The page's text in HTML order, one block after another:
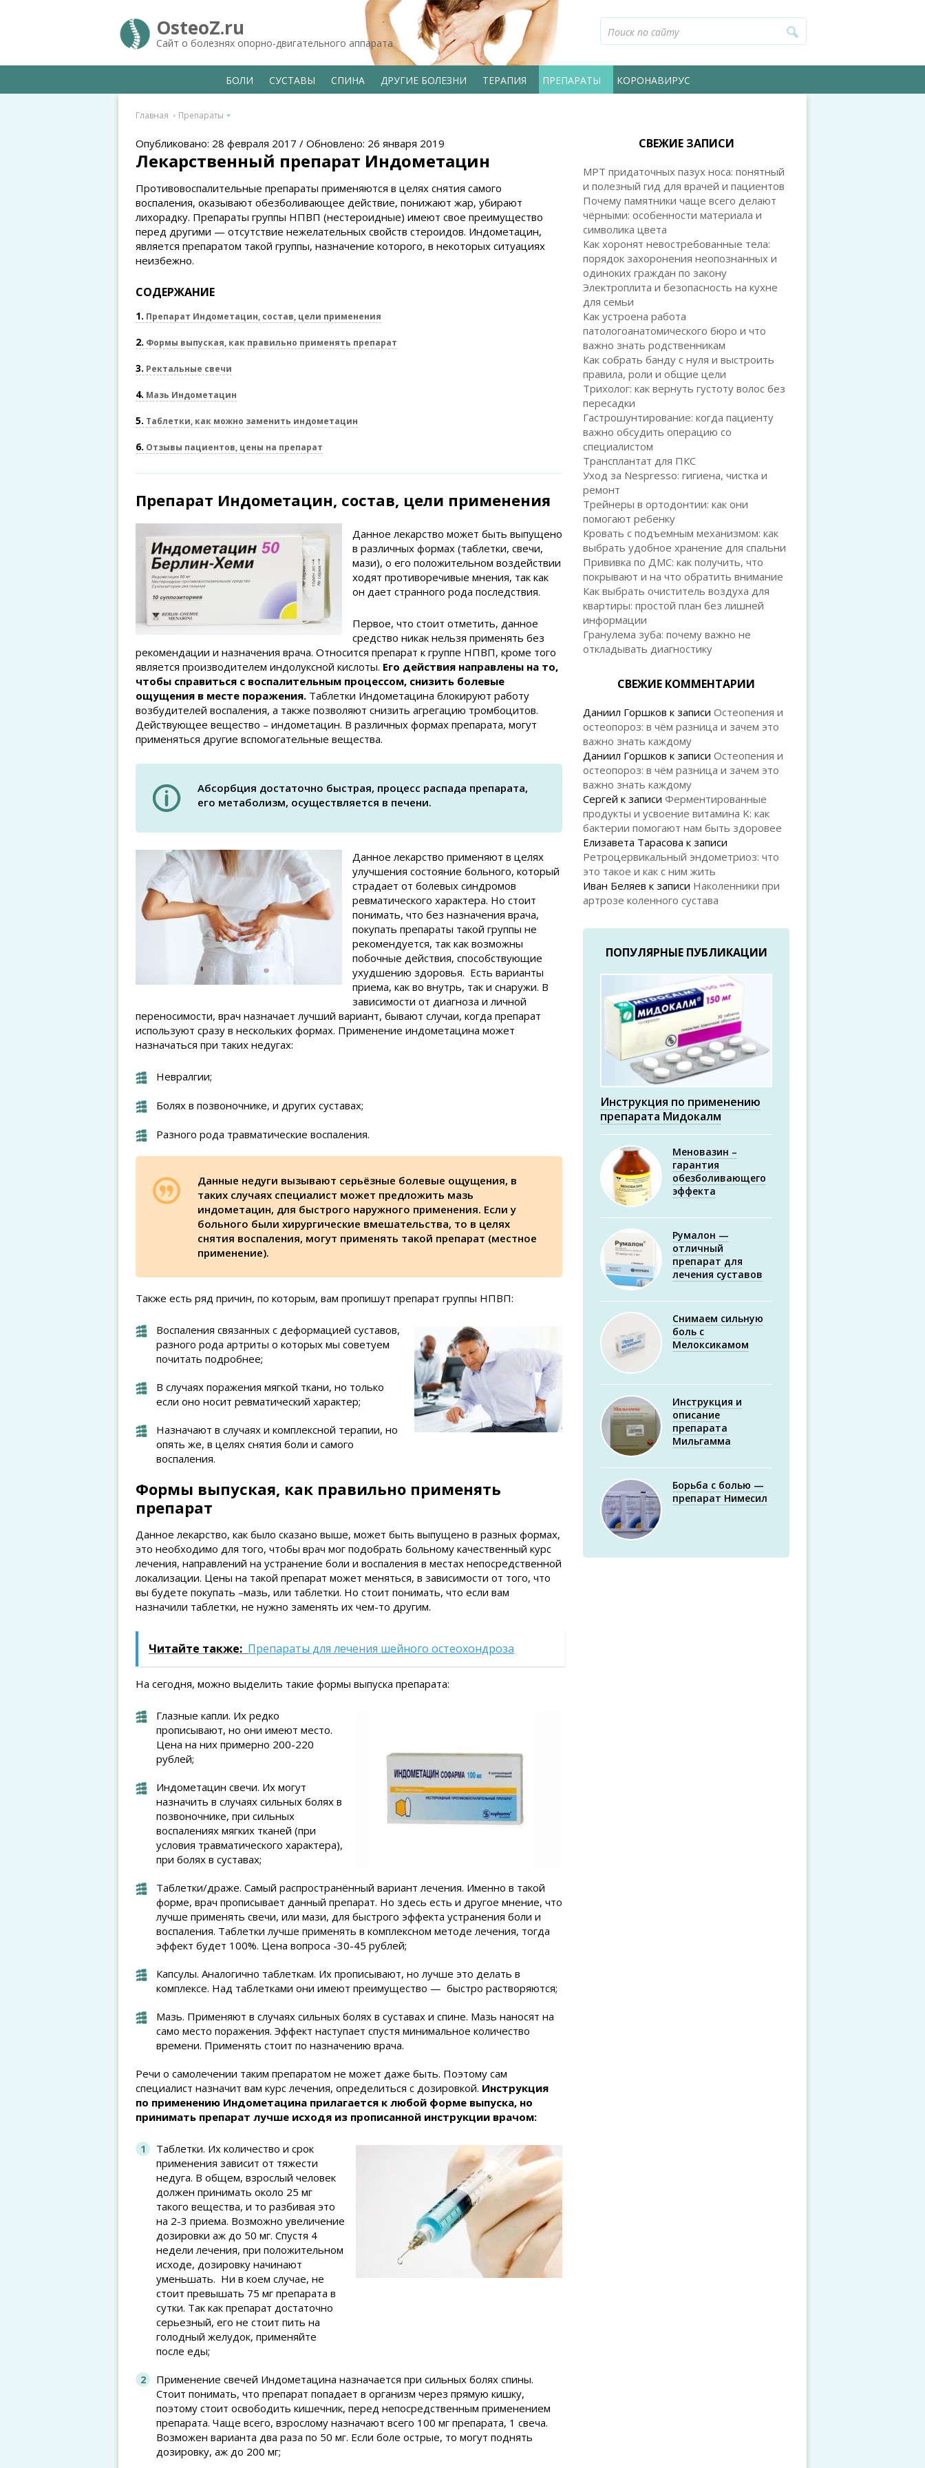
OsteoZ.ru
Сайт о болезнях опорно-двигательного аппарата
БОЛИ СУСТАВЫ СПИНА ДРУГИЕ БОЛЕЗНИ ТЕРАПИЯ ПРЕПАРАТЫ КОРОНАВИРУС
Главная Препараты
Опубликовано: 28 февраля 2017 / Обновлено: 26 января 2019
Лекарственный препарат Индометацин
Противовоспалительные препараты применяются в целях снятия самого
воспаления, оказывают обезболивающее действие, понижают жар, убирают
лихорадку. Препараты группы НПВП (нестероидные) имеют свое преимущество
перед другими — отсутствие нежелательных свойств стероидов. Индометацин,
является препаратом такой группы, назначение которого, в некоторых ситуациях
неизбежно.
СОДЕРЖАНИЕ
1 Препарат Индометацин, состав, цели применения
2 Формы выпуская, как правильно применять препарат
3 Ректальные свечи
4 Мазь Индометацин
5 Таблетки, как можно заменить индометацин
6 Отзывы пациентов, цены на препарат
Препарат Индометацин, состав, цели применения
Данное лекарство может быть выпущено
в различных формах (таблетки, свечи,
мази), о его положительном воздействии
ходят противоречивые мнения, так как
он дает странного рода последствия.
Первое, что стоит отметить, данное
средство никак нельзя применять без
рекомендации и назначения врача. Относится препарат к группе НПВП, кроме того
является производителем индолуксной кислоты. Его действия направлены на то,
чтобы справиться с воспалительным процессом, снизить болевые
ощущения в месте поражения. Таблетки Индометацина блокируют работу
возбудителей воспаления, а также позволяют снизить агрегацию тромбоцитов.
Действующее вещество – индометацин. В различных формах препарата, могут
применяться другие вспомогательные вещества.
Абсорбция достаточно быстрая, процесс распада препарата,
его метаболизм, осуществляется в печени.
Данное лекарство применяют в целях
улучшения состояние больного, который
страдает от болевых синдромов
ревматического характера. Но стоит
понимать, что без назначения врача,
покупать препараты такой группы не
рекомендуется, так как возможны
побочные действия, способствующие
ухудшению здоровья. Есть варианты
приема, как во внутрь, так и снаружи. В
зависимости от диагноза и личной
переносимости, врач назначает лучший вариант, бывают случаи, когда препарат
используют сразу в нескольких формах. Применение индометацина может
назначаться при таких недугах:
Невралгии;
Болях в позвоночнике, и других суставах;
Разного рода травматические воспаления.
Данные недуги вызывают серьёзные болевые ощущения, в
таких случаях специалист может предложить мазь
индометацин, для быстрого наружного применения. Если у
больного были хирургические вмешательства, то в целях
снятия воспаления, могут применять такой препарат (местное
применение).
Также есть ряд причин, по которым, вам пропишут препарат группы НПВП:
Воспаления связанных с деформацией суставов,
разного рода артриты о которых мы советуем
почитать подробнее;
В случаях поражения мягкой ткани, но только
если оно носит ревматический характер;
Назначают в случаях и комплексной терапии, но
опять же, в целях снятия боли и самого
воспаления.
Формы выпуская, как правильно применять
препарат
Данное лекарство, как было сказано выше, может быть выпущено в разных формах,
это необходимо для того, чтобы врач мог подобрать больному качественный курс
лечения, направлений на устранение боли и воспаления в местах непосредственной
локализации. Цены на такой препарат может меняться, в зависимости от того, что
вы будете покупать –мазь, или таблетки. Но стоит понимать, что если вам
назначили таблетки, не нужно заменять их чем-то другим.
Читайте также: Препараты для лечения шейного остеохондроза
На сегодня, можно выделить такие формы выпуска препарата:
Глазные капли. Их редко
прописывают, но они имеют место.
Цена на них примерно 200-220
рублей;
Индометацин свечи. Их могут
назначить в случаях сильных болях в
позвоночнике, при сильных
воспалениях мягких тканей (при
условия травматического характера),
при болях в суставах;
Таблетки/драже. Самый распространённый вариант лечения. Именно в такой
форме, врач прописывает данный препарат. Но здесь есть и другое мнение, что
лучше применять свечи, или мази, для быстрого эффекта устранения боли и
воспаления. Таблетки лучше применять в комплексном методе лечения, тогда
эффект будет 100%. Цена вопроса -30-45 рублей;
Капсулы. Аналогично таблеткам. Их прописывают, но лучше это делать в
комплексе. Над таблетками они имеют преимущество — быстро растворяются;
Мазь. Применяют в случаях сильных болях в суставах и спине. Мазь наносят на
само место поражения. Эффект наступает спустя минимальное количество
времени. Применять стоит по назначению врача.
Речи о самолечении таким препаратом не может даже быть. Поэтому сам
специалист назначит вам курс лечения, определиться с дозировкой. Инструкция
по применению Индометацина прилагается к любой форме выпуска, но
принимать препарат лучше исходя из прописанной инструкции врачом:
Таблетки. Их количество и срок
применения зависит от тяжести
недуга. В общем, взрослый человек
должен принимать около 25 мг
такого вещества, и то разбивая это
на 2-3 приема. Возможно увеличение
дозировки аж до 50 мг. Спустя 4
недели лечения, при положительном
исходе, дозировку начинают
уменьшать. Ни в коем случае, не
стоит превышать 75 мг препарата в
сутки. Так как препарат достаточно
серьезный, его не стоит пить на
голодный желудок, применяйте
после еды;
Применение свечей Индометацина назначается при сильных болях спины.
Стоит понимать, что препарат попадает в организм через прямую кишку,
поэтому стоит освободить кишечник, перед непосредственным применением
препарата. Чаще всего, взрослому назначают всего 100 мг препарата, 1 свеча.
Возможен варианта два раза по 50 мг. Если боле острые, то могут поднять
дозировку, аж до 200 мг;
СВЕЖИЕ ЗАПИСИ
МРТ придаточных пазух носа: понятный
и полезный гид для врачей и пациентов
Почему памятники чаще всего делают
чёрными: особенности материала и
символика цвета
Как хоронят невостребованные тела:
порядок захоронения неопознанных и
одиноких граждан по закону
Электроплита и безопасность на кухне
для семьи
Как устроена работа
патологоанатомического бюро и что
важно знать родственникам
Как собрать банду с нуля и выстроить
правила, роли и общие цели
Трихолог: как вернуть густоту волос без
пересадки
Гастрошунтирование: когда пациенту
важно обсудить операцию со
специалистом
Трансплантат для ПКС
Уход за Nespresso: гигиена, чистка и
ремонт
Трейнеры в ортодонтии: как они
помогают ребенку
Кровать с подъемным механизмом: как
выбрать удобное хранение для спальни
Прививка по ДМС: как получить, что
покрывают и на что обратить внимание
Как выбрать очиститель воздуха для
квартиры: простой план без лишней
информации
Гранулема зуба: почему важно не
откладывать диагностику
СВЕЖИЕ КОММЕНТАРИИ
Даниил Горшков к записи Остеопения и
остеопороз: в чём разница и зачем это
важно знать каждому
Даниил Горшков к записи Остеопения и
остеопороз: в чём разница и зачем это
важно знать каждому
Сергей к записи Ферментированные
продукты и усвоение витамина K: как
бактерии помогают нам быть здоровее
Елизавета Тарасова к записи
Ретроцервикальный эндометриоз: что
это такое и как с ним жить
Иван Беляев к записи Наколенники при
артрозе коленного сустава
ПОПУЛЯРНЫЕ ПУБЛИКАЦИИ
Инструкция по применению
препарата Мидокалм
Меновазин –
гарантия
обезболивающего
эффекта
Румалон —
отличный
препарат для
лечения суставов
Снимаем сильную
боль с
Мелоксикамом
Инструкция и
описание
препарата
Мильгамма
Борьба с болью —
препарат Нимесил